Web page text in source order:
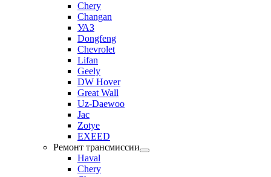
Chery
Changan
УАЗ
Dongfeng
Chevrolet
Lifan
Geely
DW Hover
Great Wall
Uz-Daewoo
Jac
Zotye
EXEED
Ремонт трансмиссии
Haval
Chery